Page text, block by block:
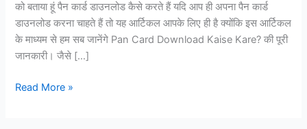
को बताया हूं पैन कार्ड डाउनलोड कैसे करते हैं यदि आप ही अपना पैन कार्ड
डाउनलोड करना चाहते हैं तो यह आर्टिकल आपके लिए ही है क्योंकि इस आर्टिकल
के माध्यम से हम सब जानेंगे Pan Card Download Kaise Kare? की पूरी
जानकारी। जैसे […]
Pan
Read More »